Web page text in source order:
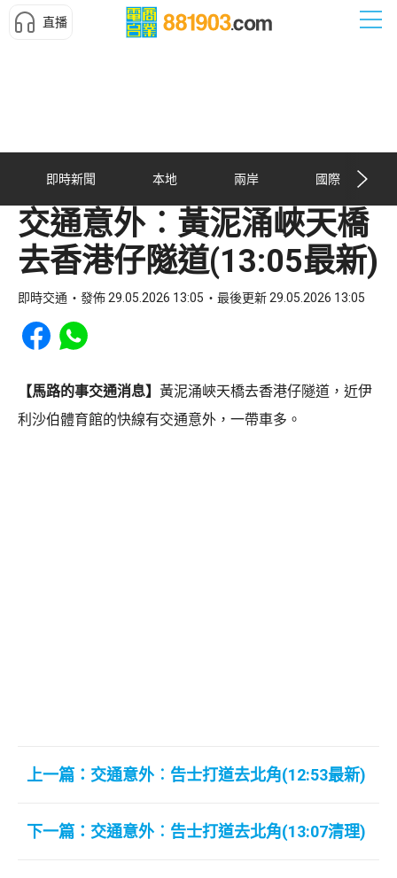
直播
即時新聞 本地 兩岸 國際
交通意外︰黃泥涌峽天橋
去香港仔隧道(13:05最新)
即時交通 發佈 29.05.2026 13:05 最後更新 29.05.2026 13:05
Share to Facebook
Share to WhatsApp
【馬路的事交通消息】 黃泥涌峽天橋去香港仔隧道，近伊
利沙伯體育館的快線有交通意外，一帶車多。
上一篇：交通意外︰告士打道去北角(12:53最新)
下一篇：交通意外︰告士打道去北角(13:07清理)